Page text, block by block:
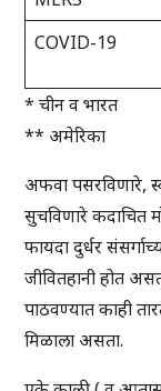
COVID-19
* चीन व भारत
** अमेरिका
अफवा पसरविणारे,
सुचविणारे कदाचित
फायदा दुर्धर
जीवितहानी होत
पाठवण्यात काही
मिळाला असता.